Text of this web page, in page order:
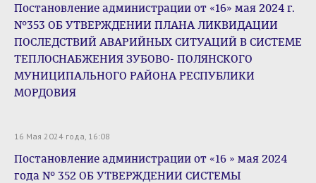
Постановление администрации от «16» мая 2024 г.
№353 ОБ УТВЕРЖДЕНИИ ПЛАНА ЛИКВИДАЦИИ
ПОСЛЕДСТВИЙ АВАРИЙНЫХ СИТУАЦИЙ В СИСТЕМЕ
ТЕПЛОСНАБЖЕНИЯ ЗУБОВО- ПОЛЯНСКОГО
МУНИЦИПАЛЬНОГО РАЙОНА РЕСПУБЛИКИ
МОРДОВИЯ
16 Мая 2024 года, 16:08
Постановление администрации от «16 » мая 2024
года № 352 ОБ УТВЕРЖДЕНИИ СИСТЕМЫ